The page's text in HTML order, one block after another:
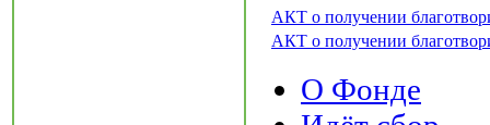
АКТ о получении
АКТ о получении
О Фонде